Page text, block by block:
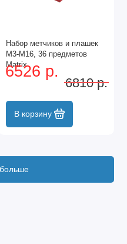
Набор метчиков и плашек
М3-М16, 36 предметов
Matrix
6526 р.
6810 р.
В корзину